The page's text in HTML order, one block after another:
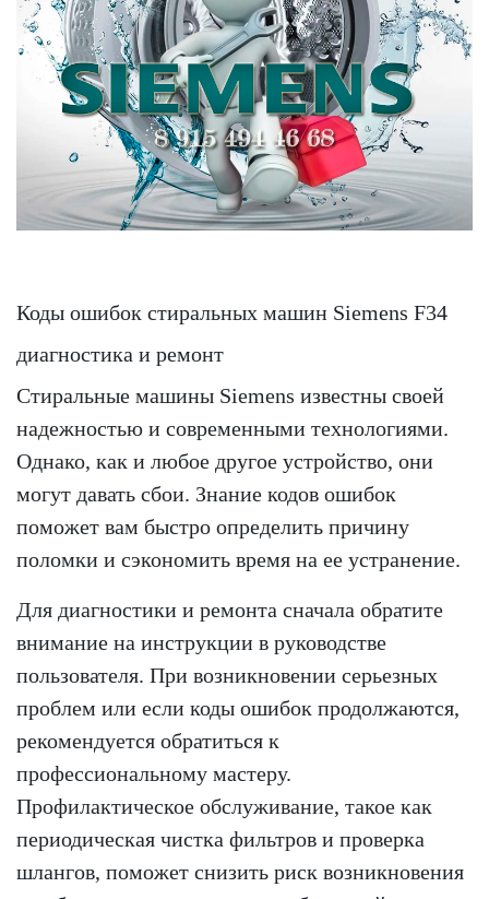
Коды ошибок стиральных машин Siemens F34
диагностика и ремонт
Стиральные машины Siemens известны своей
надежностью и современными технологиями.
Однако, как и любое другое устройство, они
могут давать сбои. Знание кодов ошибок
поможет вам быстро определить причину
поломки и сэкономить время на ее устранение.
Для диагностики и ремонта сначала обратите
внимание на инструкции в руководстве
пользователя. При возникновении серьезных
проблем или если коды ошибок продолжаются,
рекомендуется обратиться к
профессиональному мастеру.
Профилактическое обслуживание, такое как
периодическая чистка фильтров и проверка
шлангов, поможет снизить риск возникновения